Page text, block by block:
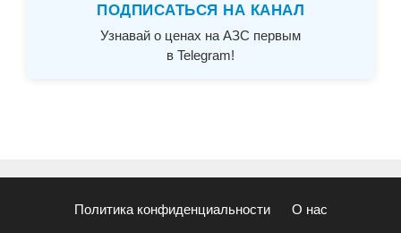
ПОДПИСАТЬСЯ НА КАНАЛ
Узнавай о ценах на АЗС первым
в Telegram!
Политика конфиденциальности О нас